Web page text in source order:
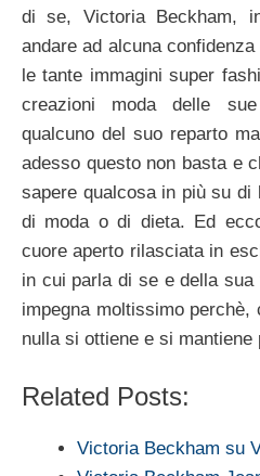
di se, Victoria Beckham,
andare ad alcuna
le tante immagini super
creazioni moda delle
qualcuno del suo reparto
adesso questo non basta e
sapere qualcosa in più su di
di moda o di dieta. Ed
cuore aperto rilasciata in
in cui parla di se e della
impegna moltissimo perchè,
nulla si ottiene e si
Related Posts:
Victoria Beckham su